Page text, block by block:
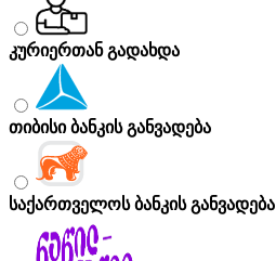
კურიერთან გადახდა
თიბისი ბანკის განვადება
საქართველოს ბანკის განვადება